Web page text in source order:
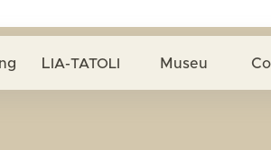
LIA-TATOLI Museu